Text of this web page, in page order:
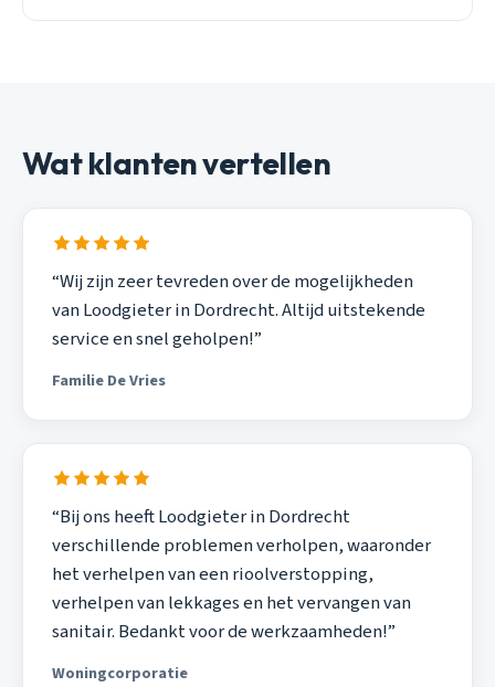
Wat klanten vertellen
“Wij zijn zeer tevreden over de mogelijkheden
van Loodgieter in Dordrecht. Altijd uitstekende
service en snel geholpen!”
Familie De Vries
“Bij ons heeft Loodgieter in Dordrecht
verschillende problemen verholpen, waaronder
het verhelpen van een rioolverstopping,
verhelpen van lekkages en het vervangen van
sanitair. Bedankt voor de werkzaamheden!”
Woningcorporatie